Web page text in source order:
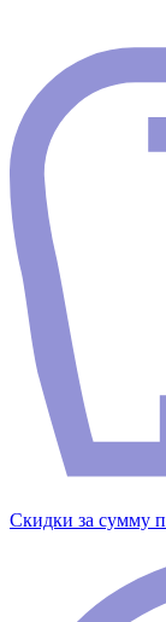
Скидки за сумму